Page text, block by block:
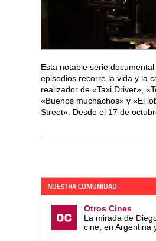
Esta notable serie
episodios recorre la vida y la
realizador de «Taxi Driver»,
«Buenos muchachos» y «El
Street». Desde el 17 de
NUESTRA COMUNIDAD
Otros Cines
La mirada de
cine, en Argentina